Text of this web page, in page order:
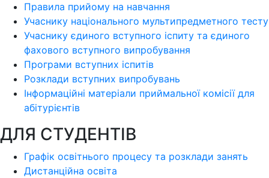
Правила прийому на навчання
Учаснику національного мультипредметного тесту
Учаснику єдиного вступного іспиту та єдиного
фахового вступного випробування
Програми вступних іспитів
Розклади вступних випробувань
Інформаційні матеріали приймальної комісії для
абітурієнтів
ДЛЯ СТУДЕНТІВ
Графік освітнього процесу та розклади занять
Дистанційна освіта